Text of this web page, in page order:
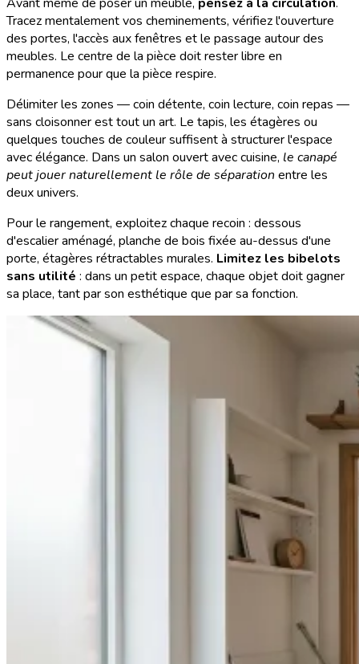
Tracez mentalement vos cheminements, vérifiez l'ouverture
des portes, l'accès aux fenêtres et le passage autour des
meubles. Le centre de la pièce doit rester libre en
permanence pour que la pièce respire.
Délimiter les zones — coin détente, coin lecture, coin repas —
sans cloisonner est tout un art. Le tapis, les étagères ou
quelques touches de couleur suffisent à structurer l'espace
avec élégance. Dans un salon ouvert avec cuisine, le canapé
peut jouer naturellement le rôle de séparation entre les
deux univers.
Pour le rangement, exploitez chaque recoin : dessous
d'escalier aménagé, planche de bois fixée au-dessus d'une
porte, étagères rétractables murales. Limitez les bibelots
sans utilité : dans un petit espace, chaque objet doit gagner
sa place, tant par son esthétique que par sa fonction.